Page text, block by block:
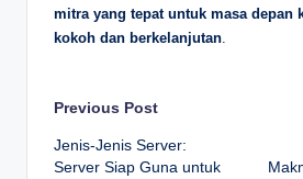
mitra yang tepat untuk masa depan
kokoh dan berkelanjutan.
Post
navigation
Previous Post
Jenis-Jenis Server:
Server Siap Guna untuk